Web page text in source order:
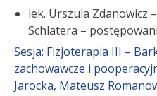
lek. Urszula Zdanowicz
Schlatera –
Sesja: Fizjoterapia III –
zachowawcze i
Jarocka, Mateusz